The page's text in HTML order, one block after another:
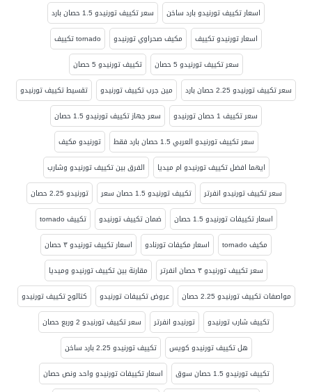
اسعار تكييف تورنيدو بارد ساخن
سعر تكييف تورنيدو 1.5 حصان بارد
اسعار تورنيدو تكييف
مكيف صحراوي تورنيدو
tornado تكييف
سعر تكييف تورنيدو 5 حصان
تكييف تورنيدو 5 حصان
سعر تكييف تورنيدو 2.25 حصان بارد
مين جرب تكييف تورنيدو
تقسيط تكييف تورنيدو
سعر تكييف 1 حصان تورنيدو
سعر جهاز تكييف تورنيدو 1.5 حصان
سعر تكييف تورنيدو العربي 1.5 حصان بارد فقط
تورنيدو مكيف
ايهما افضل تكييف تورنيدو ام ميديا
الفرق بين تكييف تورنيدو وشارب
سعر تكييف تورنيدو انفرتر
تكييف تورنيدو 1.5 حصان سعر
تورنيدو 2.25 حصان
اسعار تكييفات تورنيدو 1.5 حصان
ضمان تكييف تورنيدو
تكييف tornado
مكيف tornado
اسعار مكيفات تورنادو
اسعار تكييف تورنيدو ٣ حصان
سعر تكييف تورنيدو ٣ حصان انفرتر
مقارنة بين تكييف تورنيدو وميديا
مواصفات تكييف تورنيدو 2.25 حصان
عروض تكييفات تورنيدو
كتالوج تكييف تورنيدو
تكييف شارب تورنيدو
تورنيدو انفرتر
سعر تكييف تورنيدو 2 وربع حصان
هل تكييف تورنيدو كويس
تكييف تورنيدو 2.25 بارد ساخن
تكييف تورنيدو 1.5 حصان سوق
اسعار تكييفات تورنيدو واحد ونص حصان